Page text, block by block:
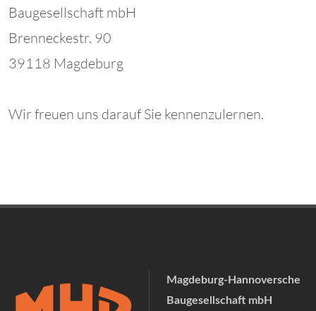
Baugesellschaft mbH
Brenneckestr. 90
39118 Magdeburg
Wir freuen uns darauf Sie kennenzulernen.
Magdeburg-Hannoversche
Baugesellschaft mbH